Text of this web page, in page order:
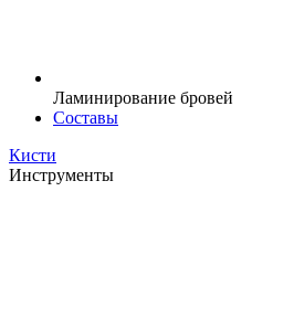
Ламинирование бровей
Составы
Кисти
Инструменты